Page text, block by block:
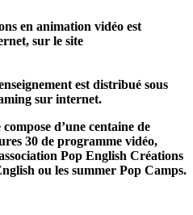
en animation vidéo est
sur le site
est distribué sous
sur internet.
d’une centaine de
30 de programme vidéo,
Pop English Créations
ou les summer Pop Camps.